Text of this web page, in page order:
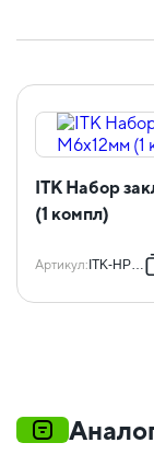
ITK Набор
(1 компл)
Артикул: ITK-HP-28